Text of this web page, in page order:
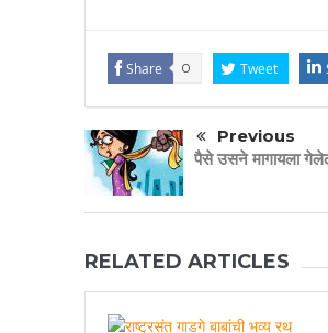
Share 0 Tweet
Previous
पैसे उसने मागायला
RELATED ARTICLES